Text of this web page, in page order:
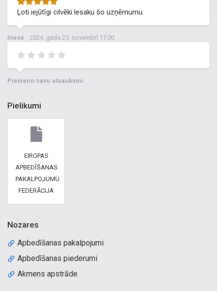
Ļoti iejūtīgi cilvēki.Iesaku šo uzņēmumu.
Inese 2024. gada 25. novembrī 17:00
Pievieno savu atsauksmi
Pielikumi
EIROPAS
APBEDĪŠANAS
PAKALPOJUMU
FEDERĀCIJA
Nozares
Apbedīšanas pakalpojumi
Apbedīšanas piederumi
Akmens apstrāde